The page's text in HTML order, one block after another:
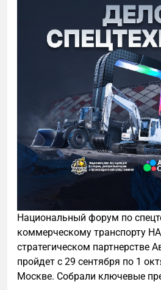
Национальный форум по
коммерческому транспорту
стратегическом партнерстве
пройдет с 29 сентября по 1
Москве. Собрали ключевые